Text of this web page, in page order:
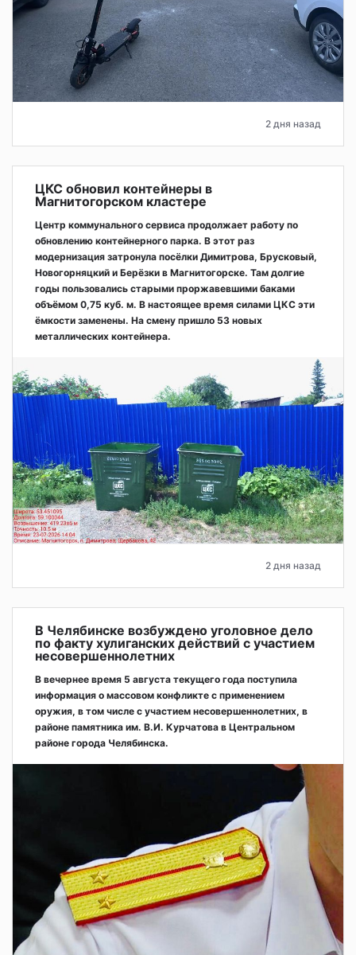
2 дня назад
ЦКС обновил контейнеры в
Магнитогорском кластере
Центр коммунального сервиса продолжает работу по
обновлению контейнерного парка. В этот раз
модернизация затронула посёлки Димитрова, Брусковый,
Новогорняцкий и Берёзки в Магнитогорске. Там долгие
годы пользовались старыми проржавевшими баками
объёмом 0,75 куб. м. В настоящее время силами ЦКС эти
ёмкости заменены. На смену пришло 53 новых
металлических контейнера.
2 дня назад
В Челябинске возбуждено уголовное дело
по факту хулиганских действий с участием
несовершеннолетних
В вечернее время 5 августа текущего года поступила
информация о массовом конфликте с применением
оружия, в том числе с участием несовершеннолетних, в
районе памятника им. В.И. Курчатова в Центральном
районе города Челябинска.